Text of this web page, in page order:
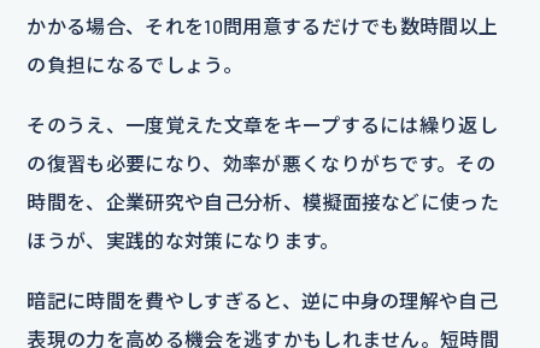
かかる場合、それを10問用意するだけでも数時間以上
の負担になるでしょう。
そのうえ、一度覚えた文章をキープするには繰り返し
の復習も必要になり、効率が悪くなりがちです。その
時間を、企業研究や自己分析、模擬面接などに使った
ほうが、実践的な対策になります。
暗記に時間を費やしすぎると、逆に中身の理解や自己
表現の力を高める機会を逃すかもしれません。短時間